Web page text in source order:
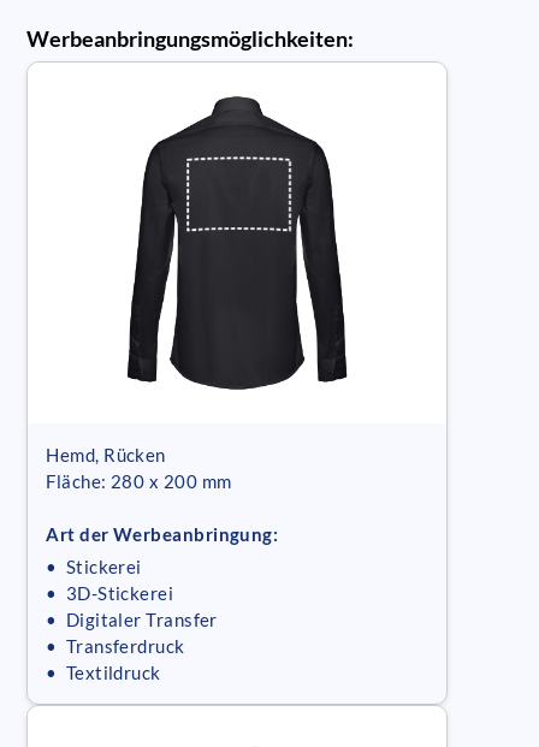
Werbeanbringungsmöglichkeiten:
Hemd, Rücken
Fläche: 280 x 200 mm
Art der Werbeanbringung:
• Stickerei
• 3D-Stickerei
• Digitaler Transfer
• Transferdruck
• Textildruck